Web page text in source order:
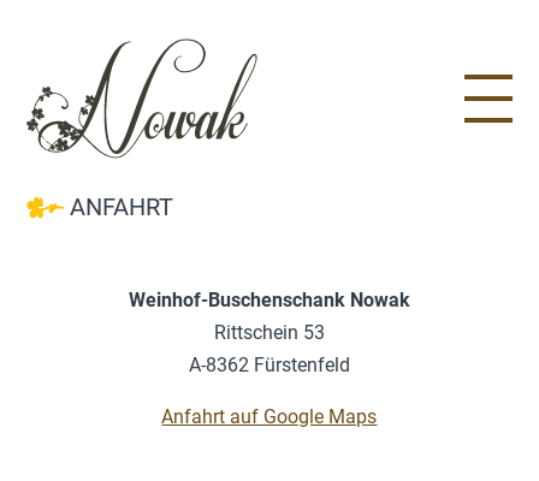
ANFAHRT
Weinhof-Buschenschank Nowak
Rittschein 53
A-8362 Fürstenfeld
Anfahrt auf Google Maps